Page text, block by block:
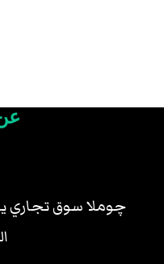
چوملا سوق تجاري